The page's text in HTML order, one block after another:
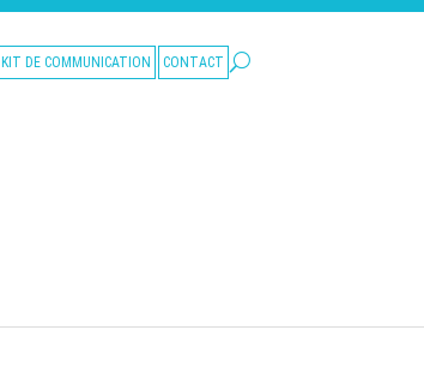
KIT DE COMMUNICATION CONTACT